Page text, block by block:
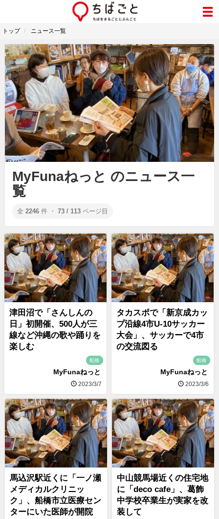
トップ ニュース一覧
MyFunaねっと のニュース一
覧
全 2246 件 ・ 73 / 113 ページ目
津田沼で「さんしんの
日」初開催、500人が三
線など沖縄の歌や踊りを
楽しむ
船橋
MyFunaねっと
2023/3/7
タカスポで「新京成カッ
プ沿線4市U-10サッカー
大会」、サッカーで4市
の交流図る
船橋
MyFunaねっと
2023/3/6
馬込沢駅近くに「一ノ瀬
メディカルクリニッ
ク」、船橋市立医療セン
ターにいた医師が開院
中山競馬場近くの住宅地
に「deco cafe」、葛飾
中学校卒業生が実家を改
装して